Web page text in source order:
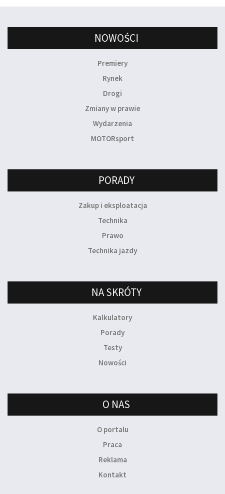
NOWOŚCI
Premiery
Rynek
Drogi
Zmiany w prawie
Wydarzenia
MOTORsport
PORADY
Zakup i eksploatacja
Technika
Prawo
Technika jazdy
NA SKRÓTY
Kalkulatory
Porady
Testy
Nowości
O NAS
O portalu
Praca
Reklama
Kontakt